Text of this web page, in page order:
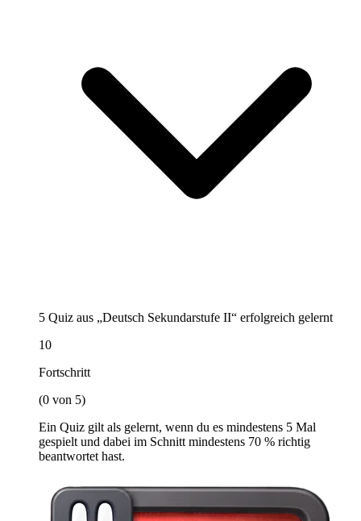
5 Quiz aus „Deutsch Sekundarstufe II“ erfolgreich gelernt
10
Fortschritt
(0 von 5)
Ein Quiz gilt als gelernt, wenn du es mindestens 5 Mal
gespielt und dabei im Schnitt mindestens 70 % richtig
beantwortet hast.